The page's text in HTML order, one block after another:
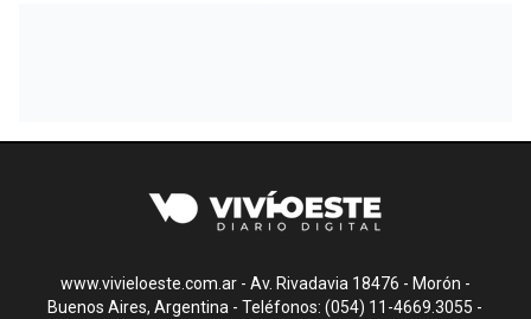
www.vivieloeste.com.ar - Av. Rivadavia 18476 - Morón -
Buenos Aires, Argentina - Teléfonos: (054) 11-4669.3055 -